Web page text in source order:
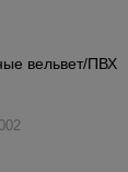
вельвет/ПВХ